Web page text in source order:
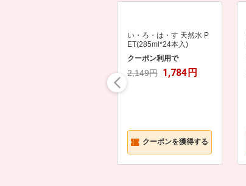
い・ろ・は・す 天然水 P
ET(285ml*24本入)
クーポン利用で
2,149円 1,784 円
クーポンを獲得する